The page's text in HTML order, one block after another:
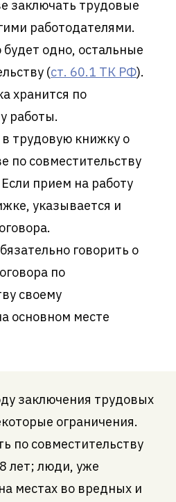
заключать трудовые
работодателями.
одно, остальные
(ст. 60.1 ТК РФ).
хранится по
работы.
трудовую книжку о
по совместительству
прием на работу
указывается и
говорить о
по
своему
основном месте
заключения трудовых
ограничения.
по совместительству
лет; люди, уже
местах во вредных и